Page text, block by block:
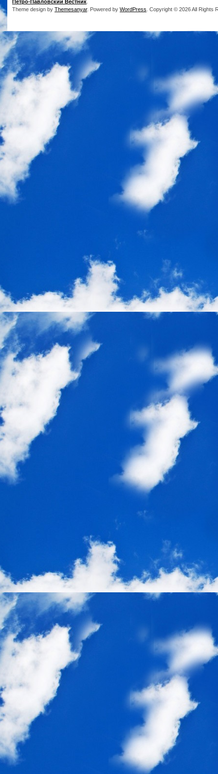
Петро-Павловский Вестник
Theme design by Themesanyar. Powered by WordPress . Copyright © 2026 All Rights